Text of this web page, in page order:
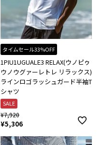
タイムセール33%OFF
1PIU1UGUALE3 RELAX(ウノピゥ
ウノウグァーレトレ リラックス)
ラインロゴラッシュガード半袖T
シャツ
SALE
¥7,920
¥5,306